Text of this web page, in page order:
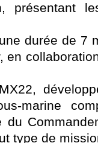
présentant
durée de 7
en
marine
du
type de